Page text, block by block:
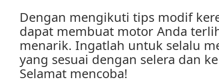
Dengan mengikuti tips modif
dapat membuat motor Anda
menarik. Ingatlah untuk selalu
yang sesuai dengan selera dan
Selamat mencoba!